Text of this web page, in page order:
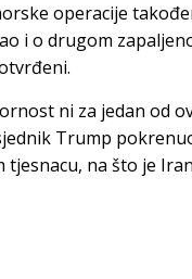
operacije
i o drugom
ni za jedan od
Trump
na što je